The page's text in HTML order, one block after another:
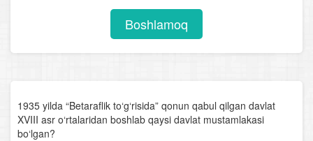
Xalq qo‘zg‘olonlari
Movarounnahrda mustaqil davlatlarning tashkil topishi.
(IX- XIII asrlar)
Vatanimiz xalqlarining Chingizxon istilosi va zulmiga
qarshi ozodlik kurashi
Boshlamoq
1935 yilda “Betaraflik to‘g‘risida” qonun qabul qilgan davlat
XVIII asr o‘rtalaridan boshlab qaysi davlat mustamlakasi
bo‘lgan?